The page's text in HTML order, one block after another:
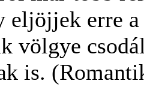
eljöjjek erre
völgye
is.